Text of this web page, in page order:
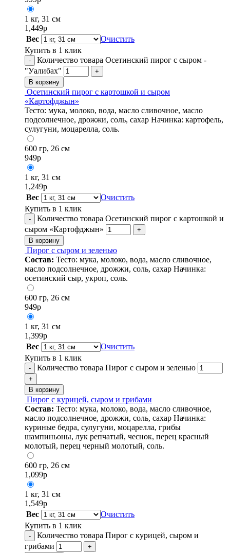
1 кг, 31 см
1,449р
Вес
Очистить
Купить в 1 клик
-
Количество товара Осетинский пирог с сыром -
"Уалибах"
+
В корзину
Осетинский пирог с картошкой и сыром
«Картофджын»
Тесто: мука, молоко, вода, масло сливочное, масло
подсолнечное, дрожжи, соль, сахар Начинка: картофель,
сулугуни, моцарелла, соль.
600 гр, 26 см
949р
1 кг, 31 см
1,249р
Вес
Очистить
Купить в 1 клик
-
Количество товара Осетинский пирог с картошкой и
сыром «Картофджын»
+
В корзину
Пирог с сыром и зеленью
Состав: Тесто: мука, молоко, вода, масло сливочное,
масло подсолнечное, дрожжи, соль, сахар Начинка:
осетинский сыр, укроп, соль.
600 гр, 26 см
949р
1 кг, 31 см
1,399р
Вес
Очистить
Купить в 1 клик
- Количество товара Пирог с сыром и зеленью
+
В корзину
Пирог с курицей, сыром и грибами
Состав: Тесто: мука, молоко, вода, масло сливочное,
масло подсолнечное, дрожжи, соль, сахар Начинка:
куриные бедра, сулугуни, моцарелла, грибы
шампиньоны, лук репчатый, чеснок, перец красный
молотый, перец черный молотый, соль.
600 гр, 26 см
1,099р
1 кг, 31 см
1,549р
Вес
Очистить
Купить в 1 клик
-
Количество товара Пирог с курицей, сыром и
грибами
+